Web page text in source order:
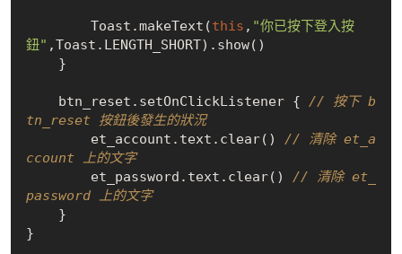
        Toast.makeText(
this , "你已按下登入按
鈕" ,Toast.LENGTH_SHORT).show()
    btn_reset.setOnClickListener {
// 按下 b
tn_reset 按鈕後發生的狀況
        et_account.text.clear()
// 清除 et_a
ccount 上的文字
        et_password.text.clear()
// 清除 et_
password 上的文字